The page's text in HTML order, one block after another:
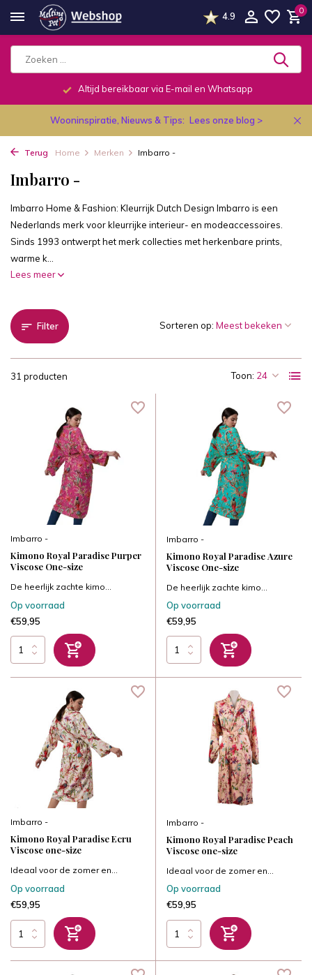
4.9
0
Telefonisch dagelijks van 9.00 tot 19.00u.
Wooninspiratie, Nieuws & Tips: Lees onze blog >
Terug Home Merken Imbarro -
Imbarro -
Imbarro Home & Fashion: Kleurrijk Dutch Design Imbarro is een
Nederlands merk voor kleurrijke interieur- en modeaccessoires.
Sinds 1993 ontwerpt het merk collecties met herkenbare prints,
warme k...
Lees meer
Filter
31 producten Toon:
Sorteren op:
Imbarro -
Kimono Royal Paradise Purper
Viscose One-size
De heerlijk zachte kimo...
Op voorraad
€59,95
Imbarro -
Kimono Royal Paradise Azure
Viscose One-size
De heerlijk zachte kimo...
Op voorraad
€59,95
Imbarro -
Kimono Royal Paradise Ecru
Viscose one-size
Ideaal voor de zomer en...
Op voorraad
€59,95
Imbarro -
Kimono Royal Paradise Peach
Viscose one-size
Ideaal voor de zomer en...
Op voorraad
€59,95